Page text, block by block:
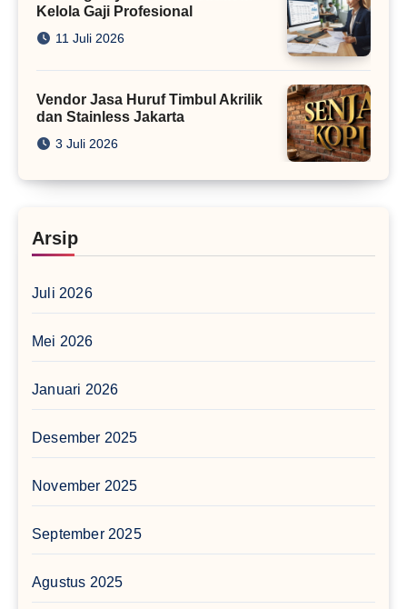
Kelola Gaji Profesional
11 Juli 2026
Vendor Jasa Huruf Timbul Akrilik
dan Stainless Jakarta
3 Juli 2026
Arsip
Juli 2026
Mei 2026
Januari 2026
Desember 2025
November 2025
September 2025
Agustus 2025